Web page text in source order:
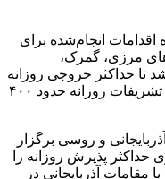
اقدامات انجام‌شده برای
مرزی، گمرک،
تا حداکثر خروجی روزانه
کامیون‌ها ممکن شود. هم‌اکنون ظرفیت تشریفات روزانه حدود ۴۰۰
و روسی برگزار
پذیرش روزانه را
آذربایجانی در